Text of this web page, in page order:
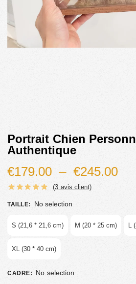
Portrait Chien
Authentique
€179.00 – €245.00
(3 avis client)
TAILLE: No selection
S (21,6 * 21,6 cm) M (20 * 25 cm)
XL (30 * 40 cm)
CADRE: No selection